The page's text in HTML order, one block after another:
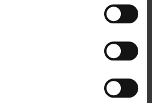
URMATOR